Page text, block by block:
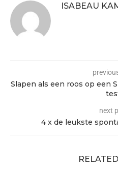
ISABEAU
Slapen als een roos op een
next
4 x de leukste